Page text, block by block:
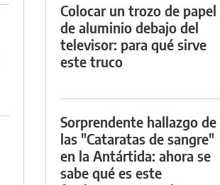
Colocar un trozo de papel
de aluminio debajo del
televisor: para qué sirve
este truco
Sorprendente hallazgo de
las "Cataratas de sangre"
en la Antártida: ahora se
sabe qué es este